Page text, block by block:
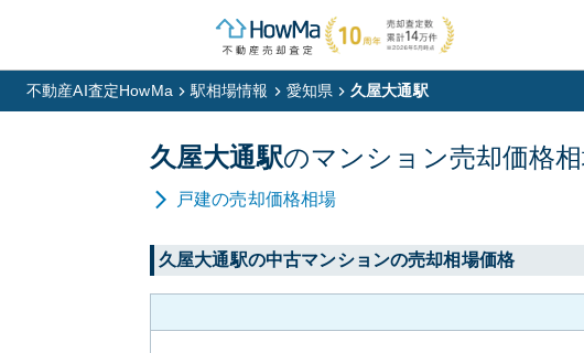
不動産AI査定HowMa 駅相場情報 愛知県 久屋大通駅
久屋大通駅のマンション売却価格
戸建の売却価格相場
久屋大通駅の中古マンションの売却相場価格